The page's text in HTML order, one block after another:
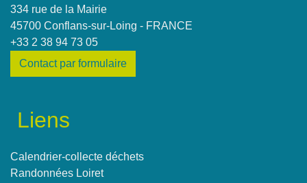
334 rue de la Mairie
45700 Conflans-sur-Loing - FRANCE
+33 2 38 94 73 05
Contact par formulaire
Liens
Calendrier-collecte déchets
Randonnées Loiret